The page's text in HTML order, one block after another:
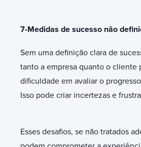
7-Medidas de sucesso não
Sem uma definição clara de
tanto a empresa quanto o cliente
dificuldade em avaliar o
Isso pode criar incertezas e
Esses desafios, se não tratados